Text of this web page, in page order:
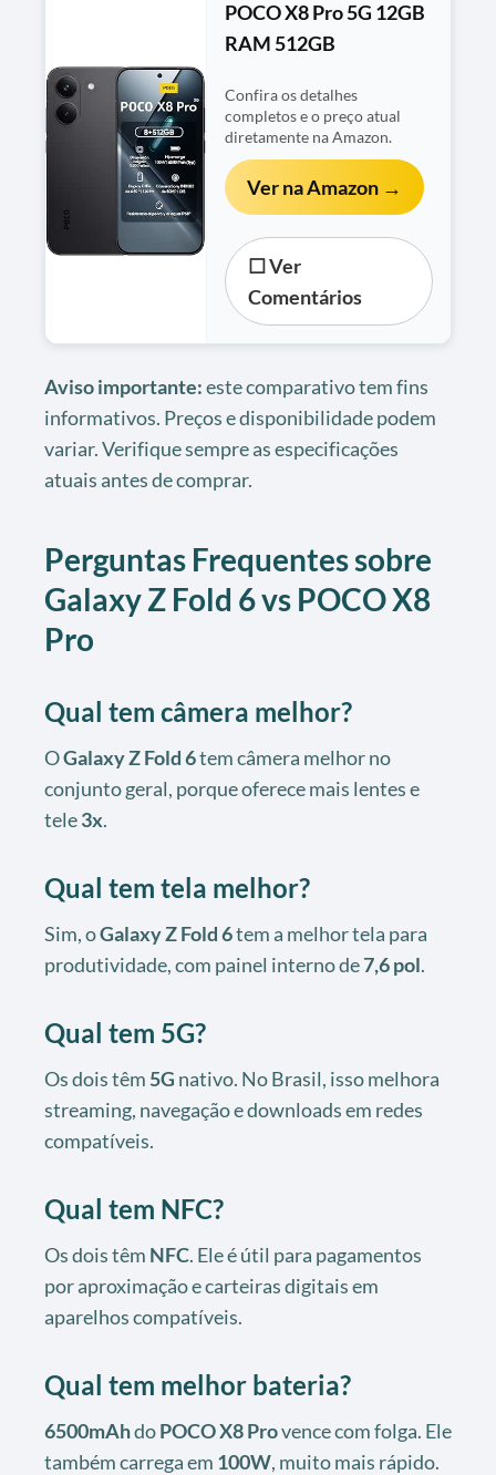
POCO X8 Pro 5G 12GB
RAM 512GB
Confira os detalhes
completos e o preço atual
diretamente na Amazon.
Ver na Amazon →
☐ Ver
Comentários
Aviso importante:este comparativo tem fins
informativos. Preços e disponibilidade podem
variar. Verifique sempre as especificações
atuais antes de comprar.
Perguntas Frequentes sobre
Galaxy Z Fold 6 vs POCO X8
Pro
Qual tem câmera melhor?
OGalaxy Z Fold 6tem câmera melhor no
conjunto geral, porque oferece mais lentes e
tele3x.
Qual tem tela melhor?
Sim, oGalaxy Z Fold 6tem a melhor tela para
produtividade, com painel interno de7,6 pol.
Qual tem 5G?
Os dois têm 5G nativo. No Brasil, isso melhora
streaming, navegação e downloads em redes
compatíveis.
Qual tem NFC?
Os dois têm NFC. Ele é útil para pagamentos
por aproximação e carteiras digitais em
aparelhos compatíveis.
Qual tem melhor bateria?
6500mAhdoPOCO X8 Provence com folga. Ele
também carrega em 100W, muito mais rápido.